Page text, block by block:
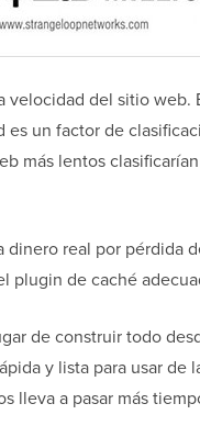
velocidad del sitio web.
un factor de
más lentos
real por pérdida
plugin de caché
de construir todo
y lista para usar de
lleva a pasar más